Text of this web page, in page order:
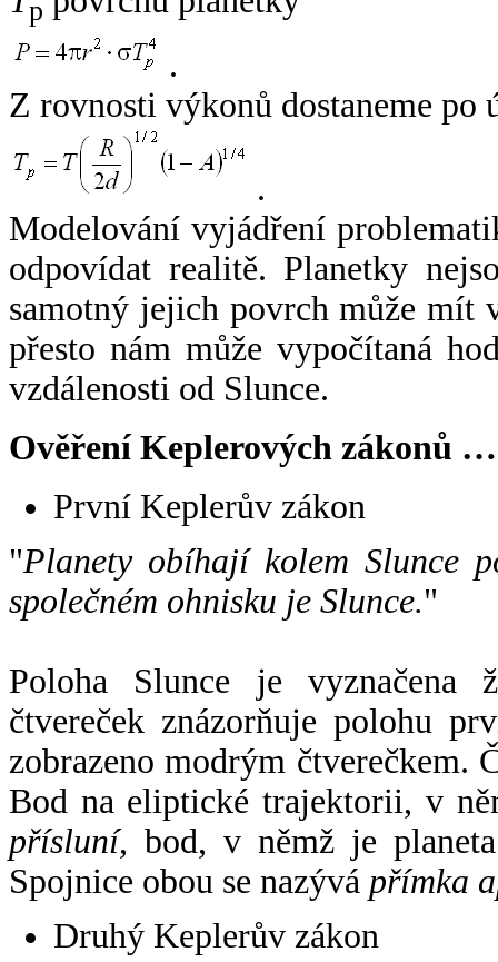
p
.
Z rovnosti výkonů dostaneme po
.
Modelování vyjádření
odpovídat realitě. Planetky
samotný jejich povrch může mít
přesto nám může vypočítaná
vzdálenosti od Slunce.
Ověření Keplerových zákonů …
První Keplerův zákon
"Planety obíhají kolem Slunce
společném ohnisku je Slunce."
Poloha Slunce je vyznačena
čtvereček znázorňuje polohu
zobrazeno modrým čtverečkem.
Bod na eliptické trajektorii, v
přísluní, bod, v němž je
Spojnice obou se nazývá přímka
Druhý Keplerův zákon